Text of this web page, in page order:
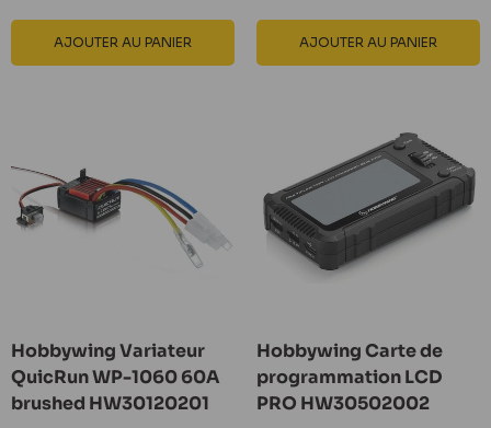
AJOUTER AU PANIER AJOUTER AU PANIER
Hobbywing Variateur
QuicRun WP-1060 60A
brushed HW30120201
Hobbywing Carte de
programmation LCD
PRO HW30502002